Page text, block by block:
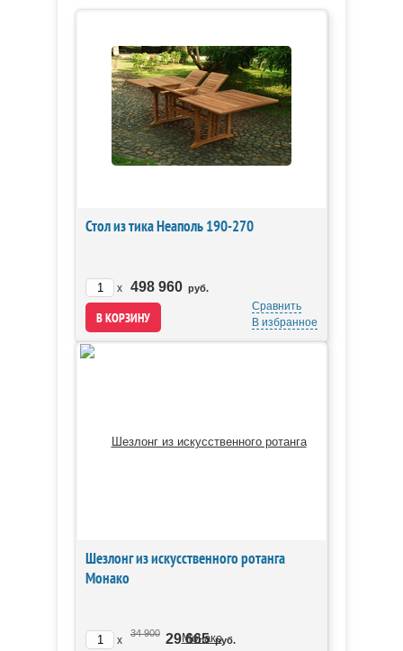
Стол из тика Неаполь 190-270
x 498 960 руб.
Сравнить
В избранное
Шезлонг из искусственного ротанга
Монако
x
34 900 29 665 руб.